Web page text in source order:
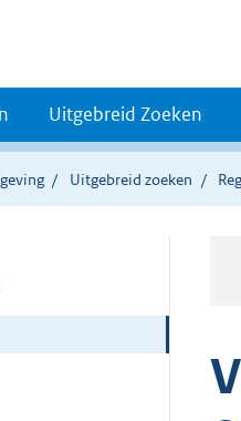
Uitgebreid Zoeken
Uitgebreid zoeken